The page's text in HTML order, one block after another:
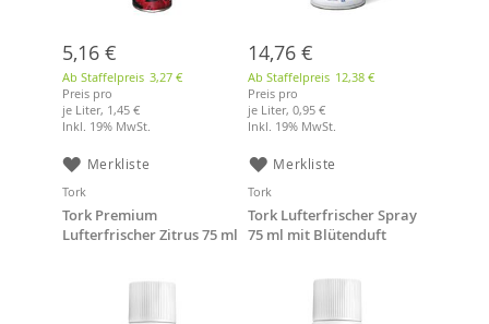
5,16 €
Ab Staffelpreis 3,27 €
Preis pro
je Liter, 1,45 €
Inkl. 19% MwSt.
Merkliste
14,76 €
Ab Staffelpreis 12,38 €
Preis pro
je Liter,0,95 €
Inkl. 19% MwSt.
Merkliste
Tork
Tork Premium
Lufterfrischer Zitrus 75 ml
Tork
Tork Lufterfrischer Spray
75 ml mit Blütenduft